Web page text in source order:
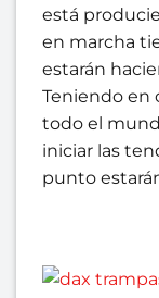
está
en marcha
estarán
Teniendo en
todo el
iniciar las
punto